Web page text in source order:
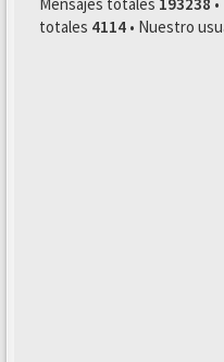
totales 4114 • Nuestro